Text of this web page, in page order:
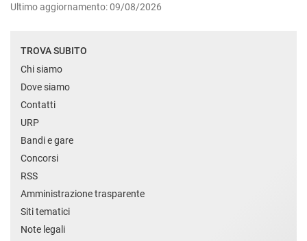
Ultimo aggiornamento: 09/08/2026
TROVA SUBITO
Chi siamo
Dove siamo
Contatti
URP
Bandi e gare
Concorsi
RSS
Amministrazione trasparente
Siti tematici
Note legali